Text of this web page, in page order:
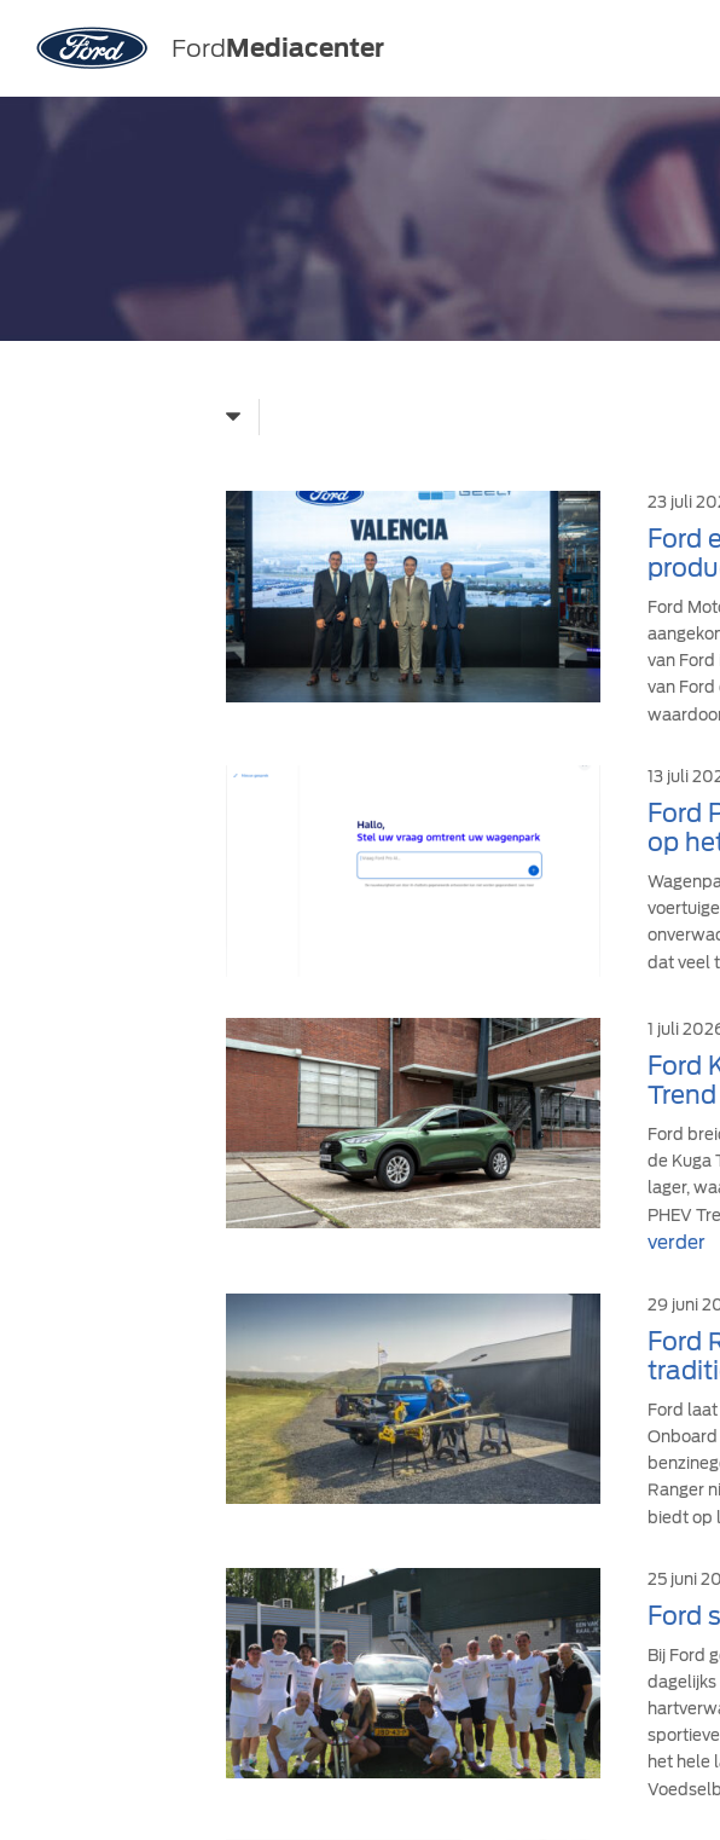
FordMediacenter
23 juli
Ford
Ford
van Ford
van
13 juli
Ford
op
dat veel
1 juli
Ford
Ford
de Kuga
lager,
PHEV
verder
29 juni
Ford
Ford
Onboard
Ranger
biedt op
25 juni
Ford
Bij Ford
dagelijks
het hele